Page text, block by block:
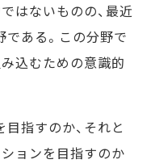
はないものの、最近
ある。この分野で
込むための意識的
指すのか、それと
ョンを目指すのか